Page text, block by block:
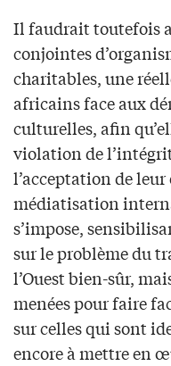
Il faudrait toutefois
conjointes
charitables, une
africains face aux
culturelles, afin
violation de
l’acceptation de
médiatisation
s’impose,
sur le problème du
l’Ouest bien-sûr,
menées pour faire
sur celles qui sont
encore à mettre en